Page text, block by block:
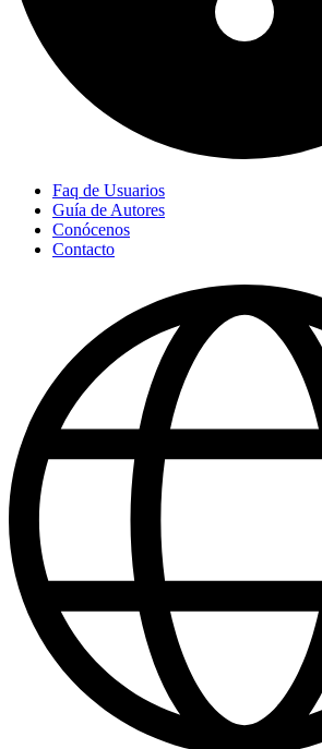
Faq de Usuarios
Guía de Autores
Conócenos
Contacto